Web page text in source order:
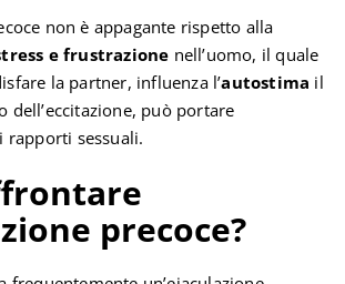
non è appagante rispetto alla
e frustrazione nell’uomo, il quale
la partner, influenza l’autostima il
dell’eccitazione, può portare
rapporti sessuali.
precoce?